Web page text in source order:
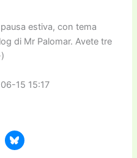
estiva, con tema
di Mr Palomar. Avete tre
15 15:17